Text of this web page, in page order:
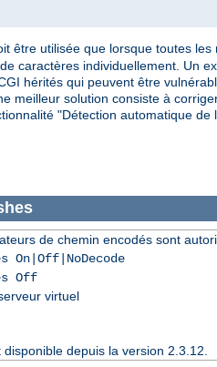
être utilisée que lorsque toutes
caractères individuellement. Un
hérités qui peuvent être
meilleur solution consiste à
"Détection automatique
de chemin encodés sont
On|Off|NoDecode
Off
virtuel
depuis la version 2.3.12.